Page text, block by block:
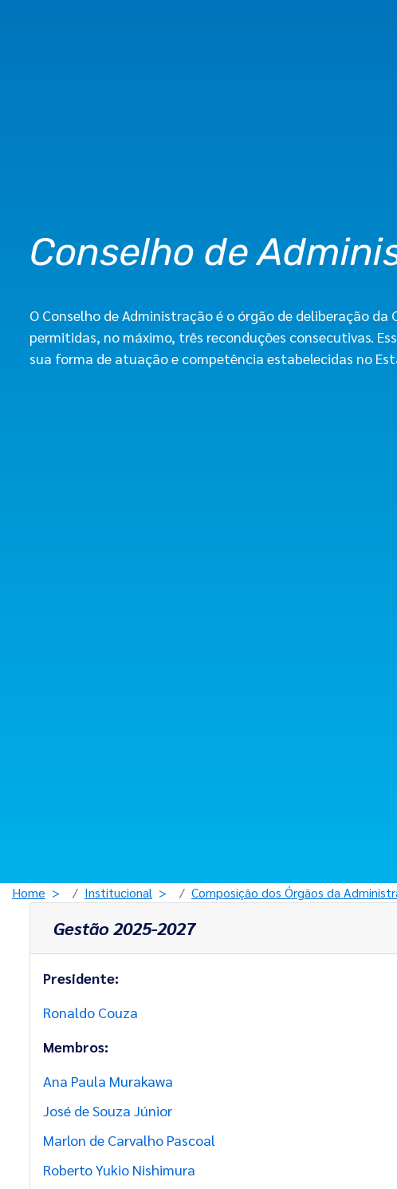
Conselho de
O Conselho de Administração é o órgão de deliberação
permitidas, no máximo, três reconduções consecutivas.
sua forma de atuação e competência estabelecidas no
Home Institucional Composição dos Órgãos da
Gestão 2025-2027
Presidente:
Ronaldo Couza
Membros:
Ana Paula Murakawa
José de Souza Júnior
Marlon de Carvalho Pascoal
Roberto Yukio Nishimura